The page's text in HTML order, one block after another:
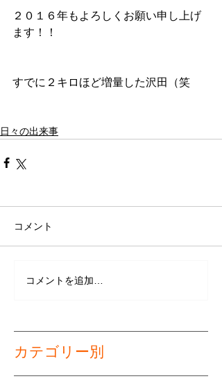
２０１６年もよろしくお願い申し上げ
ます！！
すでに２キロほど増量した沢田（笑
日々の出来事
コメント
コメントを追加…
カテゴリー別